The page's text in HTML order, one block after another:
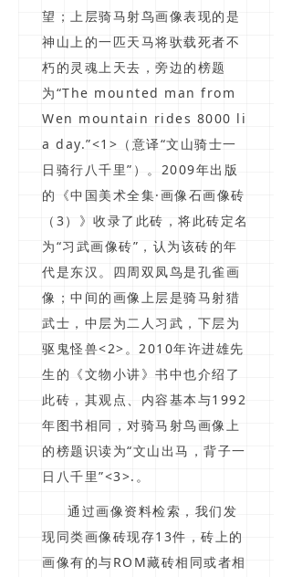
望；上层骑马射鸟画像表现的是
神山上的一匹天马将驮载死者不
朽的灵魂上天去，旁边的榜题
为“The mounted man from
Wen mountain rides 8000 li
a day.”<1>（意译“文山骑士一
日骑行八千里”）。2009年出版
的《中国美术全集·画像石画像砖
（3）》收录了此砖，将此砖定名
为“习武画像砖”，认为该砖的年
代是东汉。四周双凤鸟是孔雀画
像；中间的画像上层是骑马射猎
武士，中层为二人习武，下层为
驱鬼怪兽<2>。2010年许进雄先
生的《文物小讲》书中也介绍了
此砖，其观点、内容基本与1992
年图书相同，对骑马射鸟画像上
的榜题识读为“文山出马，背子一
日八千里”<3>.。
通过画像资料检索，我们发
现同类画像砖现存13件，砖上的
画像有的与ROM藏砖相同或者相